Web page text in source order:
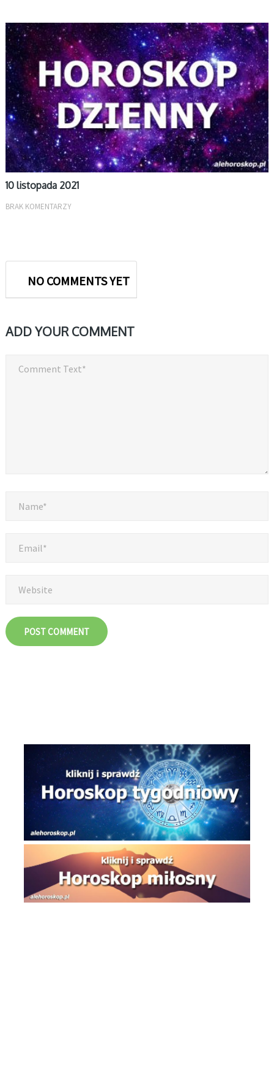
DZIENNY
10 listopada 2021
BRAK KOMENTARZY
NO COMMENTS YET
ADD YOUR COMMENT